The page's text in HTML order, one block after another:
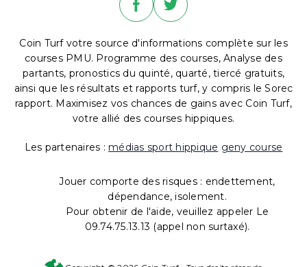
Coin Turf votre source d'informations complète sur les
courses PMU. Programme des courses, Analyse des
partants, pronostics du quinté, quarté, tiercé gratuits,
ainsi que les résultats et rapports turf, y compris le Sorec
rapport. Maximisez vos chances de gains avec Coin Turf,
votre allié des courses hippiques.
Les partenaires : médias sport hippique geny course
Jouer comporte des risques : endettement,
dépendance, isolement.
Pour obtenir de l'aide, veuillez appeler Le
09.74.75.13.13 (appel non surtaxé).